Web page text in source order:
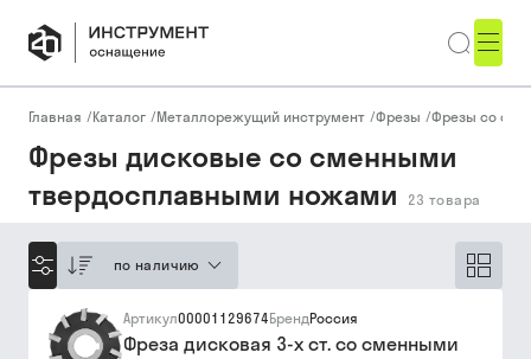
Главная /Каталог /Металлорежущий инструмент /Фрезы /Фрезы со
Фрезы дисковые со сменными
твердосплавными ножами
23 товара
по наличию
Артикул00001129674БрендРоссия
Фреза дисковая 3-х ст. со сменными